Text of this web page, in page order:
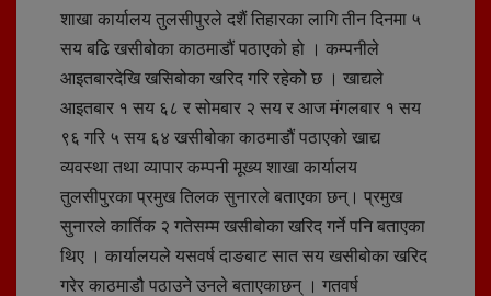
शाखा कार्यालय तुलसीपुरले दशैं तिहारका लागि तीन दिनमा ५
सय बढि खसीबोका काठमाडौं पठाएको हो । कम्पनीले
आइतबारदेखि खसिबोका खरिद गरि रहेकोे छ । खाद्यले
आइतबार १ सय ६८ र सोमबार २ सय र आज मंगलबार १ सय
९६ गरि ५ सय ६४ खसीबोका काठमाडौं पठाएको खाद्य
व्यवस्था तथा व्यापार कम्पनी मूख्य शाखा कार्यालय
तुलसीपुरका प्रमुख तिलक सुनारले बताएका छन्। प्रमुख
सुनारले कार्तिक २ गतेसम्म खसीबोका खरिद गर्ने पनि बताएका
थिए । कार्यालयले यसवर्ष दाङबाट सात सय खसीबोका खरिद
गरेर काठमाडौ पठाउने उनले बताएकाछन् । गतवर्ष